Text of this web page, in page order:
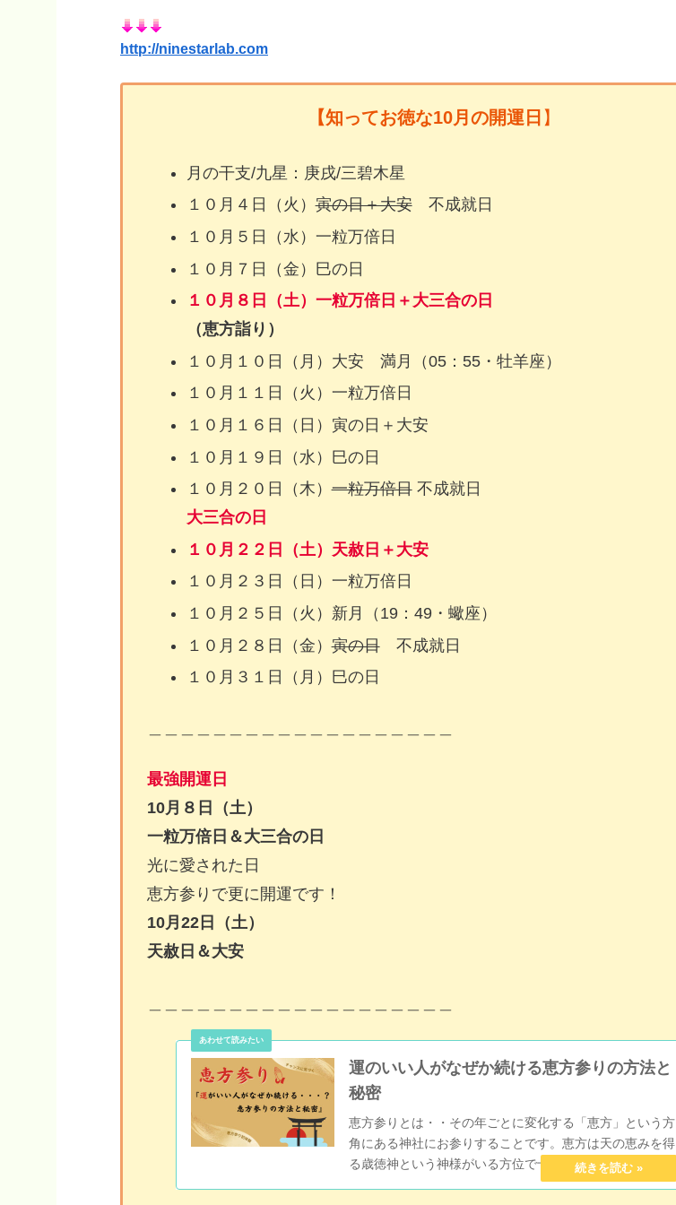
http://ninestarlab.com
【知ってお徳な10月の開運日 】
月の干支/九星：庚戌/三碧木星
１０月４日（火）寅の日＋大安不成就日
１０月５日（水）一粒万倍日
１０月７日（金）巳の日
１０月８日（土）一粒万倍日＋ 大三合の日
（恵方詣り）
１０月１０日（月）大安 満月（05：55・牡羊座）
１０月１１日（火）一粒万倍日
１０月１６日（日）寅の日＋大安
１０月１９日（水）巳の日
１０月２０日（木）一粒万倍日不成就日
大三合の日
１０月２２日（土）天赦日＋大安
１０月２３日（日）一粒万倍日
１０月２５日（火）新月（19：49・蠍座）
１０月２８日（金）寅の日不成就日
１０月３１日（月）巳の日
最強開運日
10月８日（土）
一粒万倍日＆大三合の日
光に愛された日
恵方参りで更に開運です！
10月22日（土）
天赦日＆大安
運のいい人がなぜか続ける恵方参りの方法と
秘密
恵方参りとは・・その年ごとに変化する「恵方」という方
角にある神社にお参りすることです。恵方は天の恵みを得
る歳徳神という神様がいる方位で十干から割り出されてい